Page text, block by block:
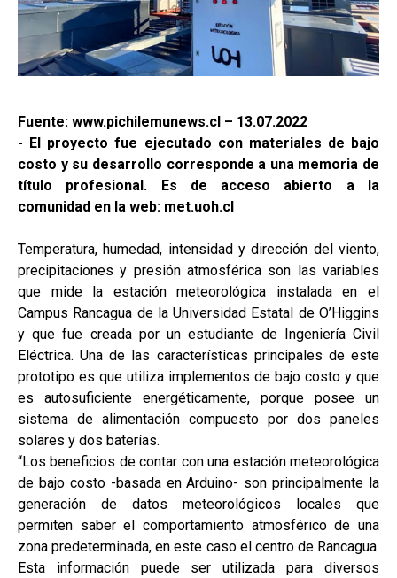
Fuente: www.pichilemunews.cl – 13.07.2022
- El proyecto fue ejecutado con materiales de bajo
costo y su desarrollo corresponde a una memoria de
título profesional. Es de acceso abierto a la
comunidad en la web: met.uoh.cl
Temperatura, humedad, intensidad y dirección del viento,
precipitaciones y presión atmosférica son las variables
que mide la estación meteorológica instalada en el
Campus Rancagua de la Universidad Estatal de O’Higgins
y que fue creada por un estudiante de Ingeniería Civil
Eléctrica. Una de las características principales de este
prototipo es que utiliza implementos de bajo costo y que
es autosuficiente energéticamente, porque posee un
sistema de alimentación compuesto por dos paneles
solares y dos baterías.
“Los beneficios de contar con una estación meteorológica
de bajo costo -basada en Arduino- son principalmente la
generación de datos meteorológicos locales que
permiten saber el comportamiento atmosférico de una
zona predeterminada, en este caso el centro de Rancagua.
Esta información puede ser utilizada para diversos